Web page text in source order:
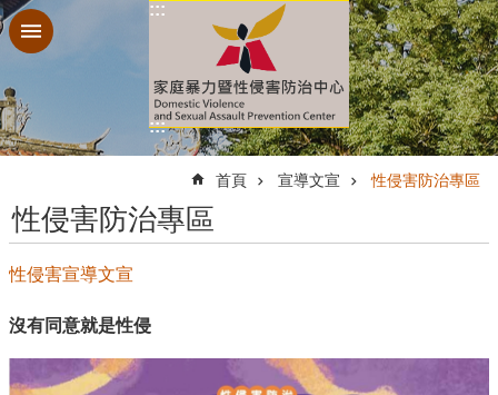
跳到主要內容區塊
:::
:::
首頁 宣導文宣 性侵害防治專區
性侵害防治專區
性侵害宣導文宣
沒有同意就是性侵